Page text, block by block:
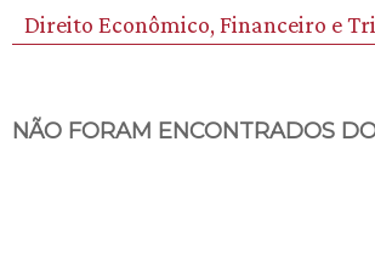
Direito Econômico, Financeiro e
NÃO FORAM ENCONTRADOS